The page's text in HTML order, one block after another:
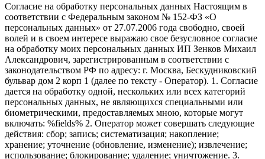
Согласие на обработку персональных данных Настоящим в
соответствии с Федеральным законом № 152-ФЗ «О
персональных данных» от 27.07.2006 года свободно, своей
волей и в своем интересе выражаю свое безусловное согласие
на обработку моих персональных данных ИП Зенков Михаил
Александрович, зарегистрированным в соответствии с
законодательством РФ по адресу: г. Москва, Бескудниковский
бульвар дом 2 корп 1 (далее по тексту - Оператор). 1. Согласие
дается на обработку одной, нескольких или всех категорий
персональных данных, не являющихся специальными или
биометрическими, предоставляемых мною, которые могут
включать: %fields% 2. Оператор может совершать следующие
действия: сбор; запись; систематизация; накопление;
хранение; уточнение (обновление, изменение); извлечение;
использование; блокирование; удаление; уничтожение. 3.